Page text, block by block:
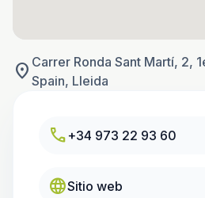
location_on Carrer Ronda Sant Martí, 2,
Spain, Lleida
call +34 973 22 93 60
languageSitio web